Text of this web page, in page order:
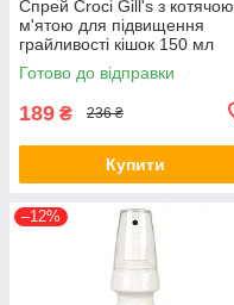
Спрей Croci Gill's з котячою
м'ятою для підвищення
грайливості кішок 150 мл
(69640)
Готово до відправки
189 ₴ 236 ₴
Купити
–12%